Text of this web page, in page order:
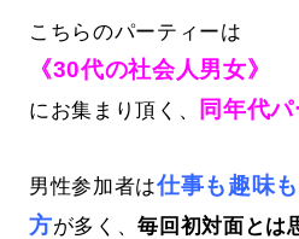
こちらのパーティーは
《30代の社会人男女》
にお集まり頂く、 同年代
男性参加者は仕事も趣味
方が多く、毎回初対面とは